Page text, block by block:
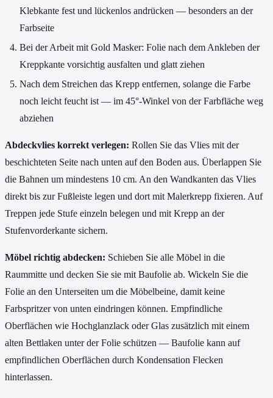
Klebkante fest und lückenlos andrücken — besonders an der
Farbseite
Bei der Arbeit mit Gold Masker: Folie nach dem Ankleben der
Kreppkante vorsichtig ausfalten und glatt ziehen
Nach dem Streichen das Krepp entfernen, solange die Farbe
noch leicht feucht ist — im 45°-Winkel von der Farbfläche weg
abziehen
Abdeckvlies korrekt verlegen: Rollen Sie das Vlies mit der
beschichteten Seite nach unten auf den Boden aus. Überlappen Sie
die Bahnen um mindestens 10 cm. An den Wandkanten das Vlies
direkt bis zur Fußleiste legen und dort mit Malerkrepp fixieren. Auf
Treppen jede Stufe einzeln belegen und mit Krepp an der
Stufenvorderkante sichern.
Möbel richtig abdecken: Schieben Sie alle Möbel in die
Raummitte und decken Sie sie mit Baufolie ab. Wickeln Sie die
Folie an den Unterseiten um die Möbelbeine, damit keine
Farbspritzer von unten eindringen können. Empfindliche
Oberflächen wie Hochglanzlack oder Glas zusätzlich mit einem
alten Bettlaken unter der Folie schützen — Baufolie kann auf
empfindlichen Oberflächen durch Kondensation Flecken
hinterlassen.